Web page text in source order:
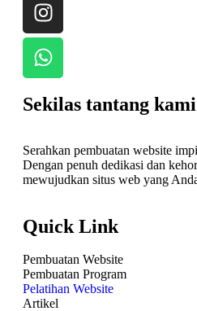
Sekilas tantang kami
Serahkan pembuatan website
Dengan penuh dedikasi dan
mewujudkan situs web yang
Quick Link
Pembuatan Website
Pembuatan Program
Pelatihan Website
Artikel